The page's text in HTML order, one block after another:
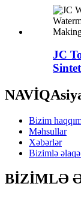
JC
Bizim
Məhsullar
Xəbərlər
Bizimlə əlaqə
BİZİMLƏ